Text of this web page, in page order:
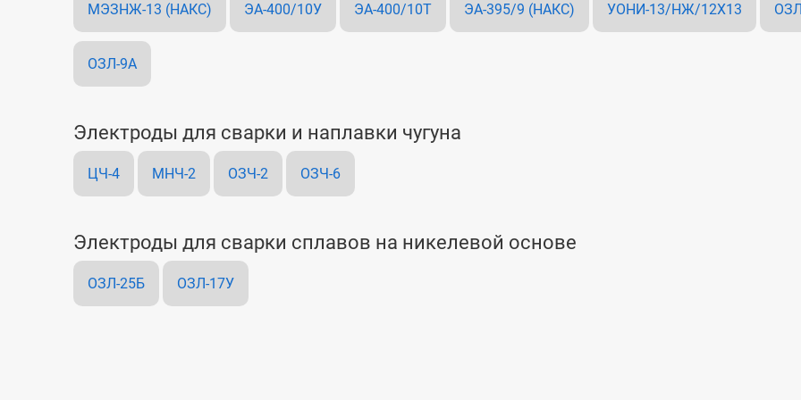
МЭЗНЖ-13 (НАКС) ЭА-400/10У ЭА-400/10Т ЭА-395/9 (НАКС) УОНИ-13/НЖ/12Х13
ОЗЛ-9А
Электроды для сварки и наплавки чугуна
ЦЧ-4 МНЧ-2 ОЗЧ-2 ОЗЧ-6
Электроды для сварки сплавов на никелевой основе
ОЗЛ-25Б ОЗЛ-17У